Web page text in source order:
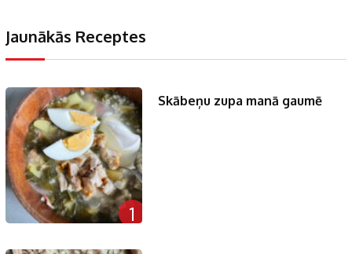
Jaunākās Receptes
1
Skābeņu zupa manā gaumē